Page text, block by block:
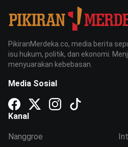
PikiranMerdeka.co, media berita
isu hukum, politik, dan ekonomi.
menyuarakan kebebasan.
Media Sosial
Kanal
Nanggroe